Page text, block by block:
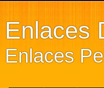
Enlaces
Enlaces